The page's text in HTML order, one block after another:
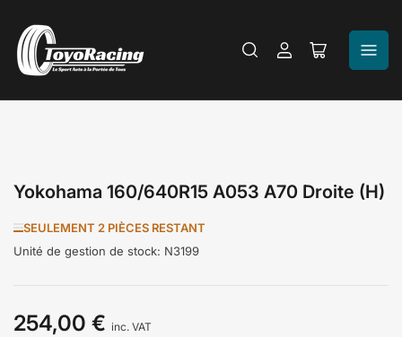
Se
Ouvrir
Yokohama 160/640R15 A053 A70 Droite (H)
SEULEMENT 2 PIÈCES RESTANT
Unité de gestion de stock: N3199
Prix
254,00 € inc. VAT